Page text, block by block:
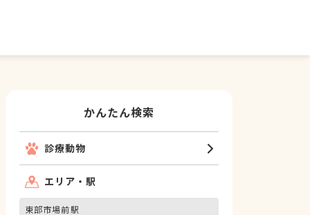
かんたん検索
診療動物
エリア・駅
東部市場前駅